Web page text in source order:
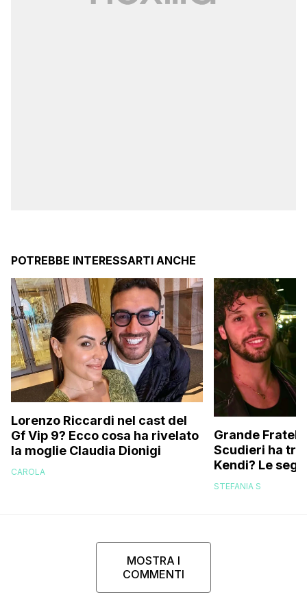
POTREBBE INTERESSARTI ANCHE
Lorenzo Riccardi nel cast del
Gf Vip 9? Ecco cosa ha rivelato
la moglie Claudia Dionigi
CAROLA
Grande
Scudieri ha
Kendi? Le
replica dell’ex
STEFANIA S
MOSTRA I
COMMENTI